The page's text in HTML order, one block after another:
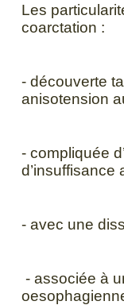
Les
coarctation :
- découverte
anisotension
- compliquée
d’insuffisance
- avec une
- associée à